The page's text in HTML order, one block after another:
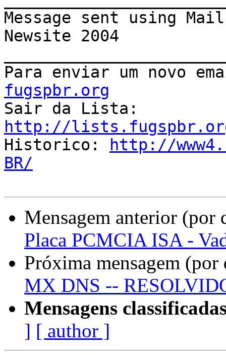
Message sent using Mail
Newsite 2004
Para enviar um novo
fugspbr.org
http://
Historico:
http://
BR/
Mensagem anterior (por
Placa PCMCIA ISA -
Próxima mensagem
MX DNS --
Mensagens
] [ author ]